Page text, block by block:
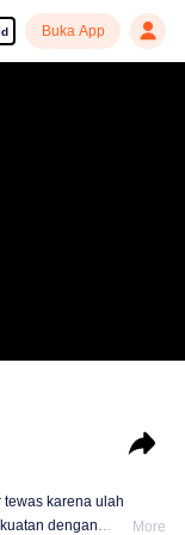
Buka App
karena ulah
dengan
More